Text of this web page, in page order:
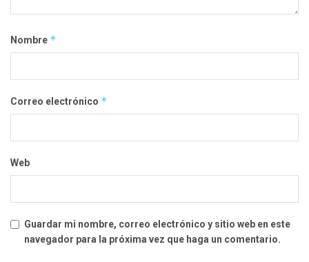
Nombre *
Correo electrónico *
Web
Guardar mi nombre, correo electrónico y sitio web en este
navegador para la próxima vez que haga un comentario.